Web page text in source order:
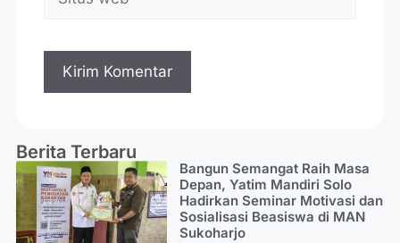
Berita Terbaru
Bangun Semangat Raih Masa
Depan, Yatim Mandiri Solo
Hadirkan Seminar Motivasi dan
Sosialisasi Beasiswa di MAN
Sukoharjo